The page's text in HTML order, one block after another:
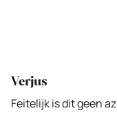
Verjus
Feitelijk is dit geen